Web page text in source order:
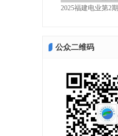
2025福建电业第2期
公众二维码